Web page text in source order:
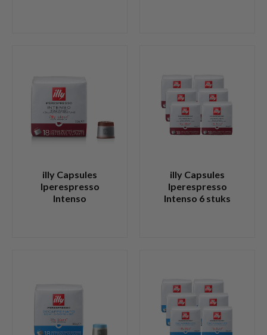
illy Capsules
Iperespresso
Intenso
illy Capsules
Iperespresso
Intenso 6 stuks